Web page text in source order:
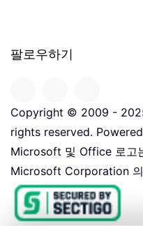
팔로우하기
Copyright © 2009 -
rights reserved.
Microsoft 및 Office 로고
Microsoft Corporation 의